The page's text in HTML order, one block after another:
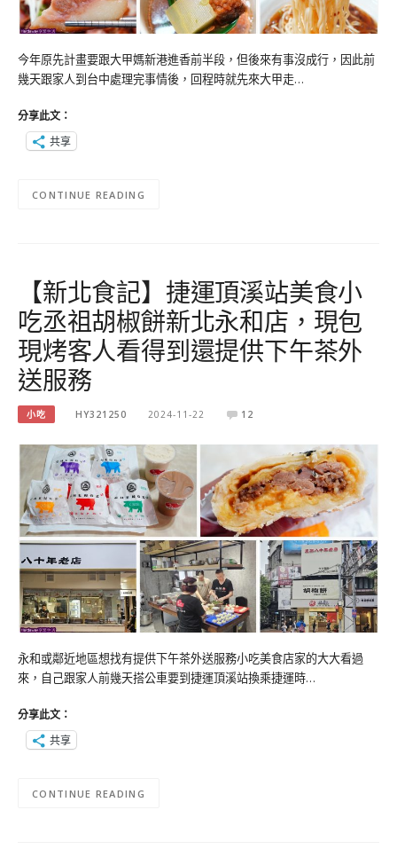
今年原先計畫要跟大甲媽新港進香前半段，但後來有事沒成行，因此前
幾天跟家人到台中處理完事情後，回程時就先來大甲走…
分享此文：
共享
CONTINUE READING
【新北食記】捷運頂溪站美食小
吃丞祖胡椒餅新北永和店，現包
現烤客人看得到還提供下午茶外
送服務
小吃 HY321250 2024-11-22 12
永和或鄰近地區想找有提供下午茶外送服務小吃美食店家的大大看過
來，自己跟家人前幾天搭公車要到捷運頂溪站換乘捷運時…
分享此文：
共享
CONTINUE READING